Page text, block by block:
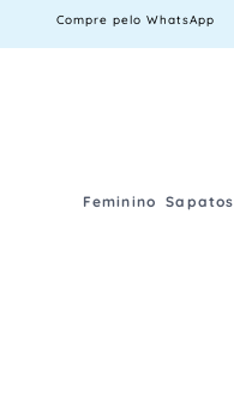
Compre pelo WhatsApp
Feminino Sapatos